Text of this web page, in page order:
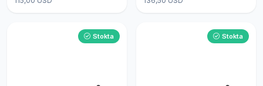
Stokta Stokta